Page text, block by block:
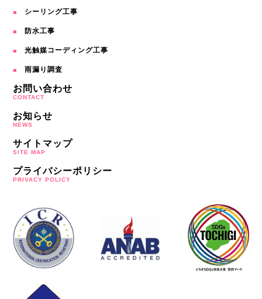
シーリング工事
防水工事
光触媒コーディング工事
雨漏り調査
お問い合わせ
CONTACT
お知らせ
NEWS
サイトマップ
SITE MAP
プライバシーポリシー
PRIVACY POLICY